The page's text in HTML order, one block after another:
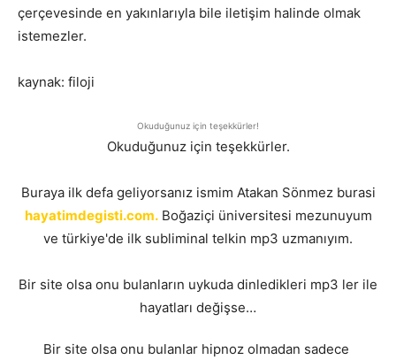
çerçevesinde en yakınlarıyla bile iletişim halinde olmak
istemezler.
kaynak: filoji
Okuduğunuz için teşekkürler!
Okuduğunuz için teşekkürler.
Buraya ilk defa geliyorsanız ismim Atakan Sönmez burasi
hayatimdegisti.com.Boğaziçi üniversitesi mezunuyum
ve türkiye'de ilk subliminal telkin mp3 uzmanıyım.
Bir site olsa onu bulanların uykuda dinledikleri mp3 ler ile
hayatları değişse…
Bir site olsa onu bulanlar hipnoz olmadan sadece